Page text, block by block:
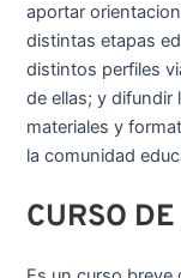
aportar
distintas etapas
distintos perfiles
de ellas; y difundir
materiales y
la comunidad
CURSO